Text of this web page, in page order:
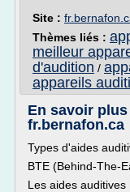
Site :
Thèmes liés :
meilleur
d'audition /
appareils
En savoir
fr.bernafon.ca
Types d'aides
BTE (Behind-The-
Les aides